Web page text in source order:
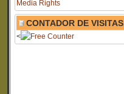
CONTADOR DE VISITAS
<